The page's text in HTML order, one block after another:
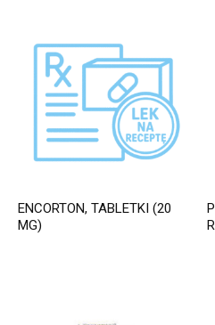
ENCORTON, TABLETKI (20
MG)